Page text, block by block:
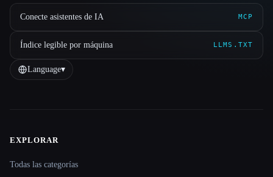
Conecte asistentes de IA MCP
Índice legible por máquina LLMS.TXT
Language▾
Site navigation
EXPLORAR
Todas las categorías